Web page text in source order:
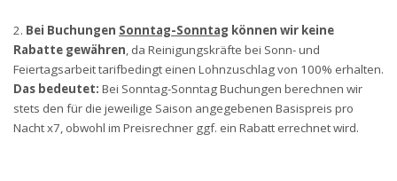
2. Bei Buchungen Sonntag-Sonntag können wir keine
Rabatte gewähren, da Reinigungskräfte bei Sonn- und
Feiertagsarbeit tarifbedingt einen Lohnzuschlag von 100% erhalten.
Das bedeutet: Bei Sonntag-Sonntag Buchungen berechnen wir
stets den für die jeweilige Saison angegebenen Basispreis pro
Nacht x7, obwohl im Preisrechner ggf. ein Rabatt errechnet wird.